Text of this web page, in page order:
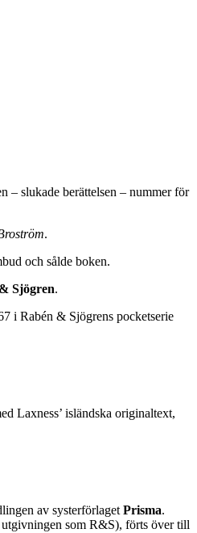
– slukade berättelsen – nummer för
.
och sålde boken.
Sjögren.
i Rabén & Sjögrens pocketserie
Laxness’ isländska originaltext,
av systerförlaget Prisma.
som R&S), förts över till